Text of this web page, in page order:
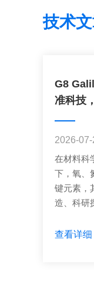
技术
G8
准科技
2026-07-
在材料科
下，氧、
键元素，
造、科研
破传统检
查看详细